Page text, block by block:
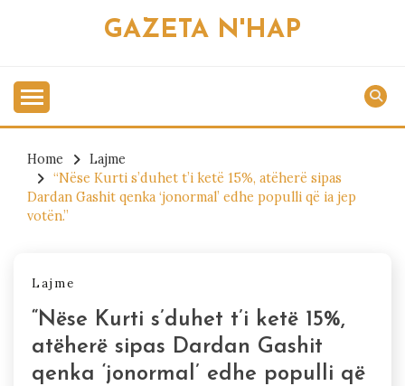
GAZETA N'HAP
Home
Lajme
“Nëse Kurti s’duhet t’i ketë 15%, atëherë sipas
Dardan Gashit qenka ‘jonormal’ edhe populli që ia jep
votën.”
Lajme
“Nëse Kurti s’duhet t’i ketë 15%,
atëherë sipas Dardan Gashit
qenka ‘jonormal’ edhe populli që